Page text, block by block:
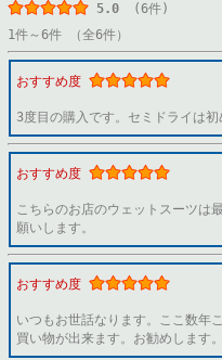
5.0
(6件)
1件～6件 （全6件）
おすすめ度
3度目の購入です。セミドライは
おすすめ度
こちらのお店のウェットスーツは
願いします。
おすすめ度
いつもお世話なります。ここ数年
買い物が出来ます。お勧めします